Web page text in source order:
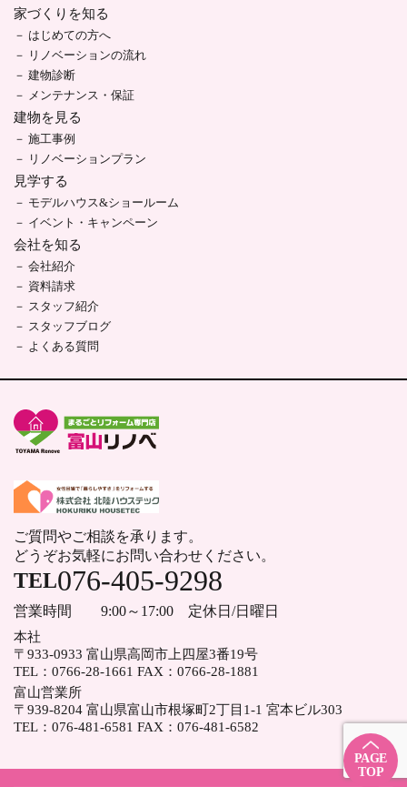
家づくりを知る
はじめての方へ
リノベーションの流れ
建物診断
メンテナンス・保証
建物を見る
施工事例
リノベーションプラン
見学する
モデルハウス&ショールーム
イベント・キャンペーン
会社を知る
会社紹介
資料請求
スタッフ紹介
スタッフブログ
よくある質問
ご質問やご相談を承ります。
どうぞお気軽にお問い合わせください。
TEL076-405-9298
営業時間 9:00～17:00 定休日/日曜日
本社
〒933-0933 富山県高岡市上四屋3番19号
TEL： 0766-28-1661 FAX： 0766-28-1881
富山営業所
〒939-8204 富山県富山市根塚町2丁目1-1 宮本ビル303
TEL： 076-481-6581 FAX： 076-481-6582
PAGE
TOP